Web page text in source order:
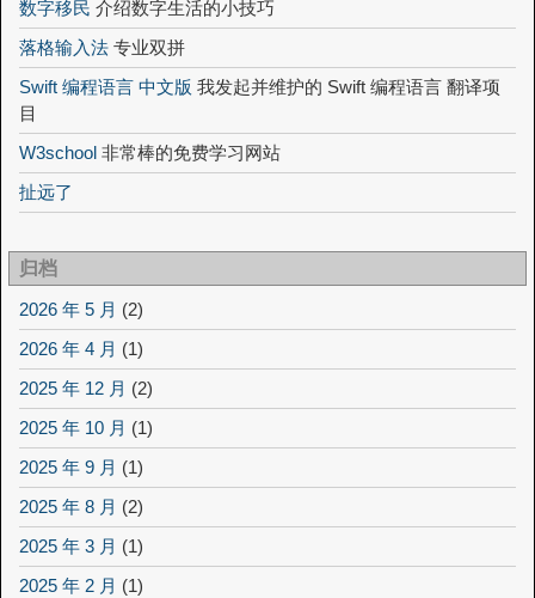
数字移民 介绍数字生活的小技巧
落格输入法 专业双拼
Swift 编程语言 中文版 我发起并维护的 Swift 编程语言 翻译项
目
W3school 非常棒的免费学习网站
扯远了
归档
2026 年 5 月 (2)
2026 年 4 月 (1)
2025 年 12 月 (2)
2025 年 10 月 (1)
2025 年 9 月 (1)
2025 年 8 月 (2)
2025 年 3 月 (1)
2025 年 2 月 (1)